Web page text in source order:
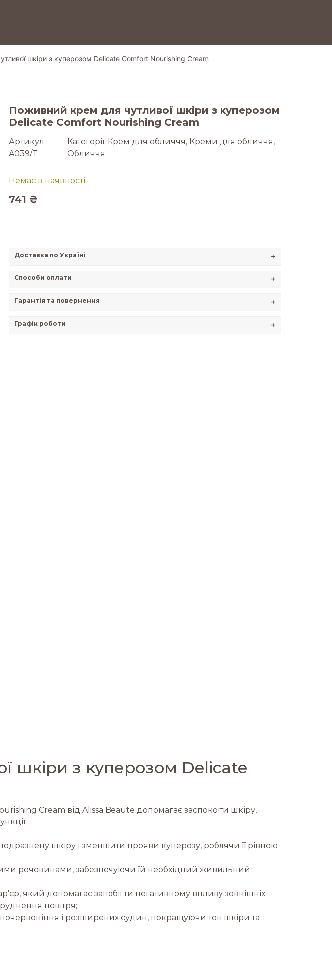
​​шкіри з куперозом Delicate Comfort Nourishing Cream
Поживний крем для чутливої ​​шкіри з куперозом
Delicate Comfort Nourishing Cream
741 ₴
Немає в наявності
Артикул:
A039/T
Категорії: Крем для обличчя, Креми для обличчя,
Обличчя
Доставка по Україні +
Способи оплати +
Гарантія та повернення +
Графік роботи +
​​шкіри з куперозом Delicate
Cream від Alissa Beaute допомагає заспокоїти шкіру,
шкіру і зменшити прояви куперозу, роблячи її рівною
речовинами, забезпечуючи їй необхідний живильний
який допомагає запобігти негативному впливу зовнішніх
повітря;
і розширених судин, покращуючи тон шкіри та